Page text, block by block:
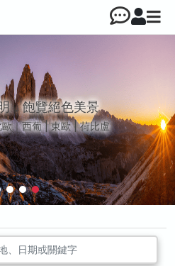
，飽覽絕色美景
｜西葡 | 東歐 | 荷比盧
、日期或關鍵字